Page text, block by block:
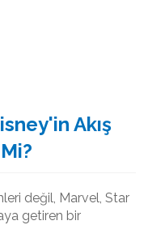
Akış
değil, Marvel, Star
getiren bir